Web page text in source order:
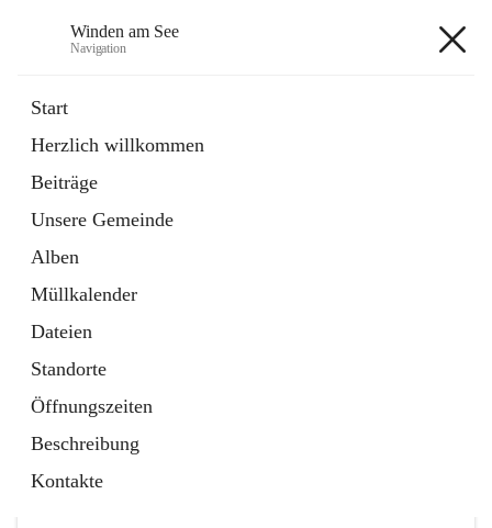
Winden am See
Navigation
Start
Herzlich willkommen
Beiträge
Unsere Gemeinde
Alben
Müllkalender
Dateien
Standorte
Öffnungszeiten
Beschreibung
Kontakte
Externe Webseite
in
Tab
Bebauungsplan
öffnet
in
neuem
Tab